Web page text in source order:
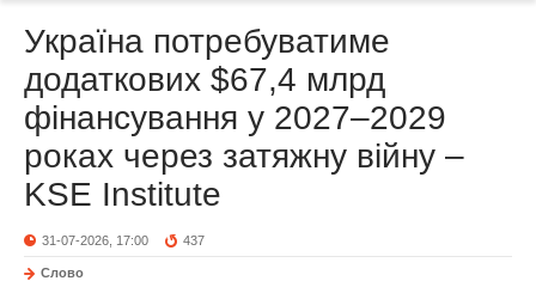
Україна потребуватиме
додаткових $67,4 млрд
фінансування у 2027–2029
роках через затяжну війну –
KSE Institute
31-07-2026, 17:00 437
Слово